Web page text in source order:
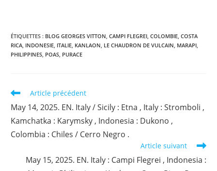
ÉTIQUETTES : BLOG GEORGES VITTON CAMPI FLEGREI COLOMBIE COSTA
RICA INDONESIE ITALIE KANLAON LE CHAUDRON DE VULCAIN MARAPI
PHILIPPINES POAS PURACE
Read
articles
Article précédent
May 14, 2025. EN. Italy / Sicily : Etna , Italy : Stromboli ,
Kamchatka : Karymsky , Indonesia : Dukono ,
Colombia : Chiles / Cerro Negro .
Article suivant
May 15, 2025. EN. Italy : Campi Flegrei , Indonesia :